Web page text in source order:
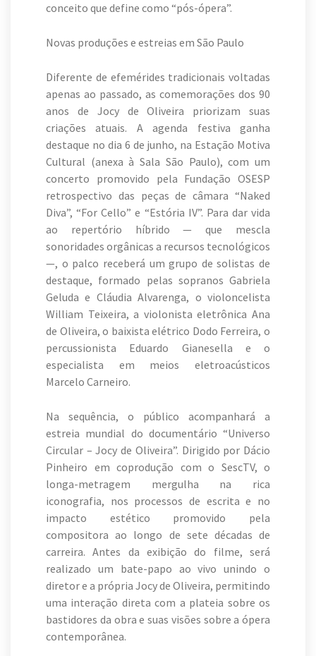
conceito que define como “pós-ópera”.
Novas produções e estreias em São Paulo
Diferente de efemérides tradicionais voltadas
apenas ao passado, as comemorações dos 90
anos de Jocy de Oliveira priorizam suas
criações atuais. A agenda festiva ganha
destaque no dia 6 de junho, na Estação Motiva
Cultural (anexa à Sala São Paulo), com um
concerto promovido pela Fundação OSESP
retrospectivo das peças de câmara “Naked
Diva”, “For Cello” e “Estória IV”. Para dar vida
ao repertório híbrido — que mescla
sonoridades orgânicas a recursos tecnológicos
—, o palco receberá um grupo de solistas de
destaque, formado pelas sopranos Gabriela
Geluda e Cláudia Alvarenga, o violoncelista
William Teixeira, a violonista eletrônica Ana
de Oliveira, o baixista elétrico Dodo Ferreira, o
percussionista Eduardo Gianesella e o
especialista em meios eletroacústicos
Marcelo Carneiro.
Na sequência, o público acompanhará a
estreia mundial do documentário “Universo
Circular – Jocy de Oliveira”. Dirigido por Dácio
Pinheiro em coprodução com o SescTV, o
longa-metragem mergulha na rica
iconografia, nos processos de escrita e no
impacto estético promovido pela
compositora ao longo de sete décadas de
carreira. Antes da exibição do filme, será
realizado um bate-papo ao vivo unindo o
diretor e a própria Jocy de Oliveira, permitindo
uma interação direta com a plateia sobre os
bastidores da obra e suas visões sobre a ópera
contemporânea.